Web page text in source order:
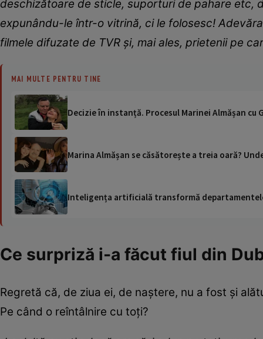
deschizătoare de sticle, suporturi de pahare etc,
expunându-le într-o vitrină, ci le folosesc!
filmele difuzate de TVR și, mai ales, prietenii pe
MAI MULTE PENTRU TINE
Decizie în instanță. Procesul Marinei Almășan
Marina Almășan se căsătorește a treia oară?
Inteligența artificială transformă
Ce surpriză i-a făcut fiul din
Regretă că, de ziua ei, de naștere, nu a fost și
Pe când o reîntâlnire cu toți?